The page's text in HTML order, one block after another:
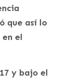
que así lo
el
y bajo el